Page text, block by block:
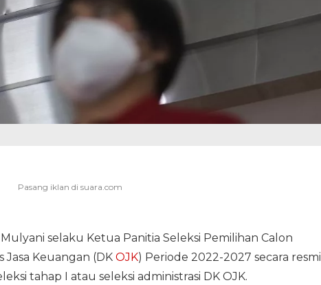
selaku Ketua Panitia Seleksi Pemilihan Calon
Keuangan (DK OJK) Periode 2022-2027 secara resmi
tahap I atau seleksi administrasi DK OJK.